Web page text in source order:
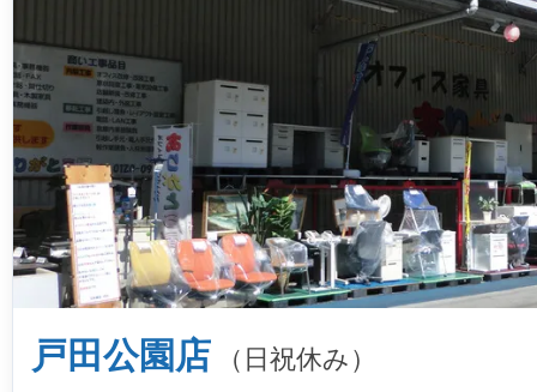
戸田公園店 （日祝休み）